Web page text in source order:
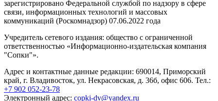
зарегистрировано Федеральной службой по надзору в сфере
связи, информационных технологий и массовых
коммуникаций (Роскомнадзор) 07.06.2022 года
Учредитель сетевого издания: общество с ограниченной
ответственностью «Информационно-издательская компания
"Сопки"».
Адрес и контактные данные редакции: 690014, Приморский
край, г. Владивосток, ул. Некрасовская, д. 36б, офис 606. Тел.:
+7 902 052-23-78
Электронный адрес: copki-dv@yandex.ru